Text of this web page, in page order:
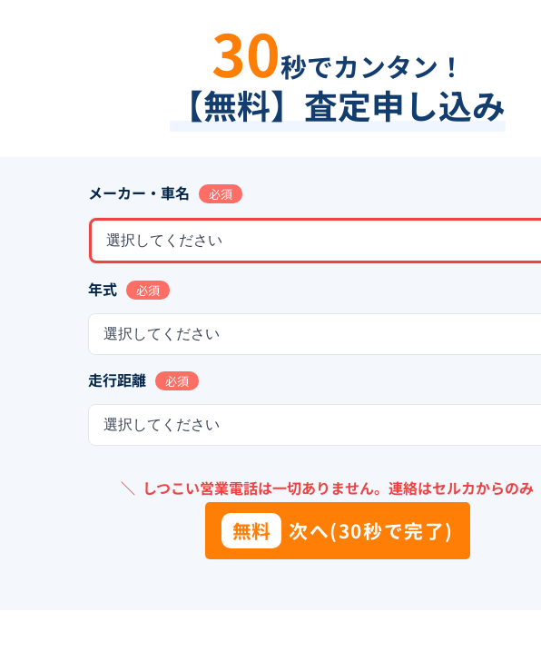
30秒でカンタン！
【無料】査定申し込み
メーカー・車名 必須
選択してください
年式 必須
選択してください
走行距離 必須
選択してください
＼ しつこい営業電話は一切ありません。 連絡はセルカからのみ
無料 次へ(30秒で完了)